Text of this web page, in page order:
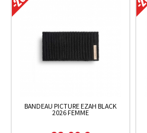
BANDEAU PICTURE EZAH BLACK
2026 FEMME